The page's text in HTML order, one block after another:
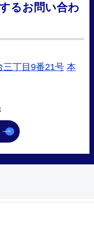
るお問い合わ
三丁目9番21号 本